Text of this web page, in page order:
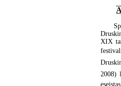
XIX
2008)